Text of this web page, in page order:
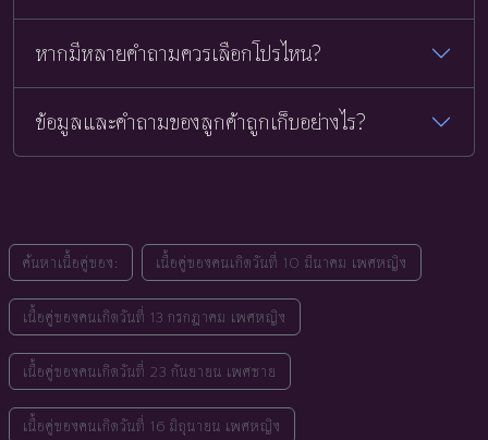
หากมีหลายคำถามควรเลือกโปรไหน?
ข้อมูลและคำถามของลูกค้าถูกเก็บอย่างไร?
ค้นหาเนื้อคู่ของ: เนื้อคู่ของคนเกิดวันที่ 10 มีนาคม เพศหญิง
เนื้อคู่ของคนเกิดวันที่ 13 กรกฎาคม เพศหญิง
เนื้อคู่ของคนเกิดวันที่ 23 กันยายน เพศชาย
เนื้อคู่ของคนเกิดวันที่ 16 มิถุนายน เพศหญิง